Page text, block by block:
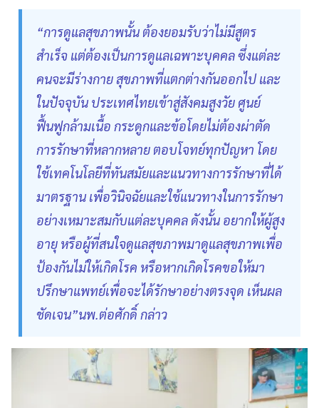
“การดูแลสุขภาพนั้น ต้องยอมรับว่าไม่มีสูตร
สำเร็จ แต่ต้องเป็นการดูแลเฉพาะบุคคล ซึ่งแต่ละ
คนจะมีร่างกาย สุขภาพที่แตกต่างกันออกไป และ
ในปัจจุบัน ประเทศไทยเข้าสู่สังคมสูงวัย ศูนย์
ฟื้นฟูกล้ามเนื้อ กระดูกและข้อโดยไม่ต้องผ่าตัด
การรักษาที่หลากหลาย ตอบโจทย์ทุกปัญหา โดย
ใช้เทคโนโลยีที่ทันสมัยและแนวทางการรักษาที่ได้
มาตรฐาน เพื่อวินิจฉัยและใช้แนวทางในการรักษา
อย่างเหมาะสมกับแต่ละบุคคล ดังนั้น อยากให้ผู้สูง
อายุ หรือผู้ที่สนใจดูแลสุขภาพมาดูแลสุขภาพเพื่อ
ป้องกันไม่ให้เกิดโรค หรือหากเกิดโรคขอให้มา
ปรึกษาแพทย์เพื่อจะได้รักษาอย่างตรงจุด เห็นผล
ชัดเจน”นพ.ต่อศักดิ์ กล่าว